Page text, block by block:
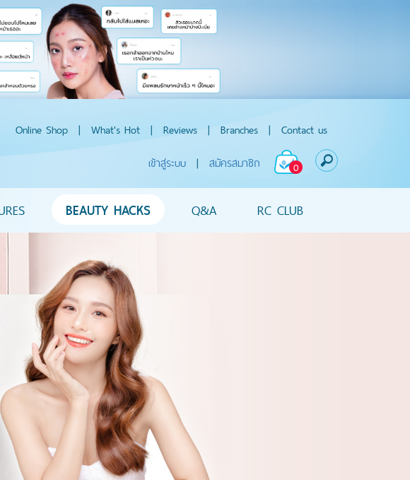
Online Shop | What's Hot | Reviews | Branches | Contact us
0
เข้าสู่ระบบ | สมัครสมาชิก
BEAUTY HACKS Q&A RC CLUB